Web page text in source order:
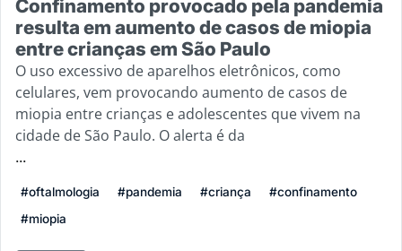
Confinamento provocado pela pandemia
resulta em aumento de casos de miopia
entre crianças em São Paulo
O uso excessivo de aparelhos eletrônicos, como
celulares, vem provocando aumento de casos de
miopia entre crianças e adolescentes que vivem na
cidade de São Paulo. O alerta é da
...
#oftalmologia #pandemia #criança
#confinamento
#miopia